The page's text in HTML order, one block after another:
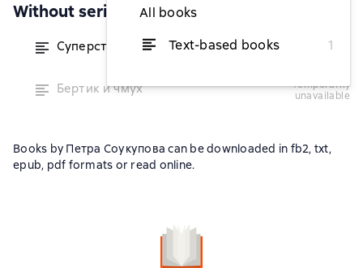
All books
Text-based books
1
Without series
Суперстранные дети from $4.51
Бертик и чмух
temporarily
unavailable
Books by Петра Соукупова can be downloaded in fb2, txt,
epub, pdf formats or read online.